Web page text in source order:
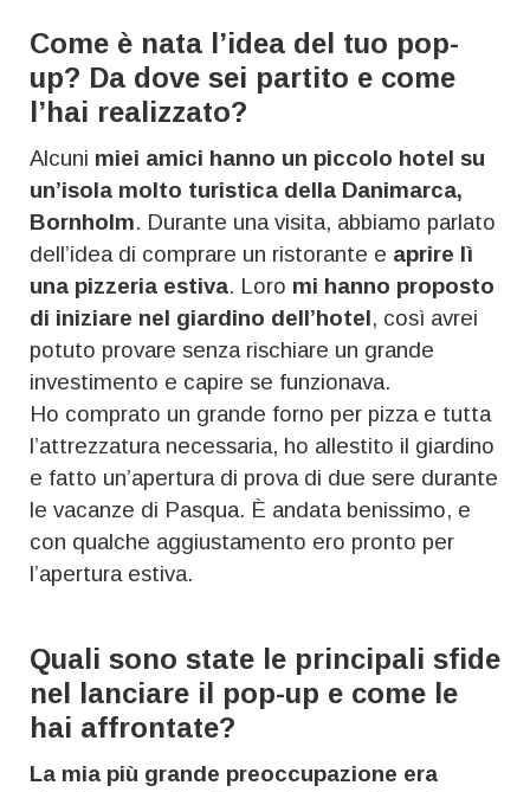
Come è nata l’idea del tuo pop-
up? Da dove sei partito e come
l’hai realizzato?
Alcuni miei amici hanno un piccolo hotel su
un’isola molto turistica della Danimarca,
Bornholm. Durante una visita, abbiamo parlato
dell’idea di comprare un ristorante e aprire lì
una pizzeria estiva. Loro mi hanno proposto
di iniziare nel giardino dell’hotel, così avrei
potuto provare senza rischiare un grande
investimento e capire se funzionava.
Ho comprato un grande forno per pizza e tutta
l’attrezzatura necessaria, ho allestito il giardino
e fatto un’apertura di prova di due sere durante
le vacanze di Pasqua. È andata benissimo, e
con qualche aggiustamento ero pronto per
l’apertura estiva.
Quali sono state le principali sfide
nel lanciare il pop-up e come le
hai affrontate?
La mia più grande preoccupazione era